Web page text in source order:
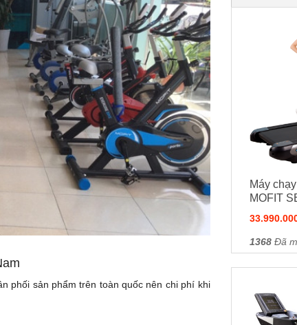
phối sản phẩm trên toàn quốc nên chi phí khi
Máy
MOFIT
1368Đã